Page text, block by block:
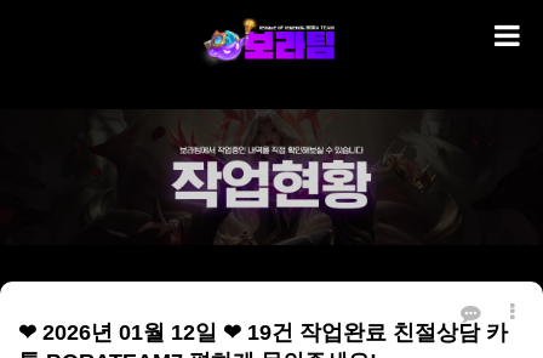
❤ 2026년 01월 12일 ❤ 19건 작업완료 친절상담 카